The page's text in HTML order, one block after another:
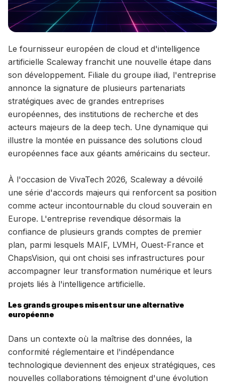
Le fournisseur européen de cloud et d'intelligence
artificielle Scaleway franchit une nouvelle étape dans
son développement. Filiale du groupe iliad, l'entreprise
annonce la signature de plusieurs partenariats
stratégiques avec de grandes entreprises
européennes, des institutions de recherche et des
acteurs majeurs de la deep tech. Une dynamique qui
illustre la montée en puissance des solutions cloud
européennes face aux géants américains du secteur.
À l'occasion de VivaTech 2026, Scaleway a dévoilé
une série d'accords majeurs qui renforcent sa position
comme acteur incontournable du cloud souverain en
Europe. L'entreprise revendique désormais la
confiance de plusieurs grands comptes de premier
plan, parmi lesquels MAIF, LVMH, Ouest-France et
ChapsVision, qui ont choisi ses infrastructures pour
accompagner leur transformation numérique et leurs
projets liés à l'intelligence artificielle.
Les grands groupes misent sur une alternative
européenne
Dans un contexte où la maîtrise des données, la
conformité réglementaire et l'indépendance
technologique deviennent des enjeux stratégiques, ces
nouvelles collaborations témoignent d'une évolution